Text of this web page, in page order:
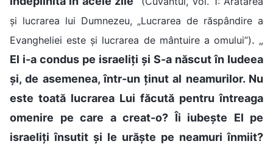
și lucrarea lui Dumnezeu, „Lucrarea de răspândire a
Evangheliei este și lucrarea de mântuire a omului”). „
El i-a condus pe israeliți și S-a născut în Iudeea
și, de asemenea, într-un ținut al neamurilor. Nu
este toată lucrarea Lui făcută pentru întreaga
omenire pe care a creat-o? Îi iubește El pe
israeliți însutit și le urăște pe neamuri înmiit?